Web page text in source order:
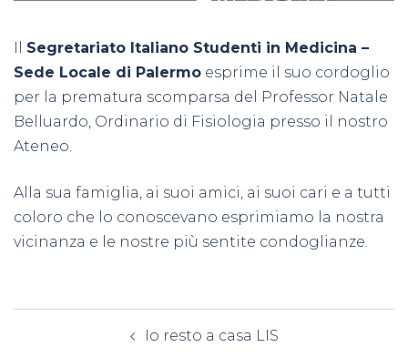
Il Segretariato Italiano Studenti in Medicina –
Sede Locale di Palermo esprime il suo cordoglio
per la prematura scomparsa del Professor Natale
Belluardo, Ordinario di Fisiologia presso il nostro
Ateneo.
Alla sua famiglia, ai suoi amici, ai suoi cari e a tutti
coloro che lo conoscevano esprimiamo la nostra
vicinanza e le nostre più sentite condoglianze.
Io resto a casa LIS